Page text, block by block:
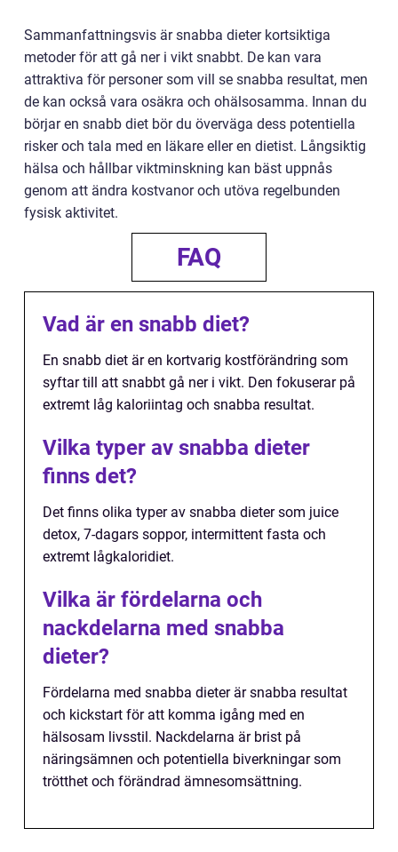
Sammanfattningsvis är snabba dieter kortsiktiga
metoder för att gå ner i vikt snabbt. De kan vara
attraktiva för personer som vill se snabba resultat, men
de kan också vara osäkra och ohälsosamma. Innan du
börjar en snabb diet bör du överväga dess potentiella
risker och tala med en läkare eller en dietist. Långsiktig
hälsa och hållbar viktminskning kan bäst uppnås
genom att ändra kostvanor och utöva regelbunden
fysisk aktivitet.
FAQ
Vad är en snabb diet?
En snabb diet är en kortvarig kostförändring som
syftar till att snabbt gå ner i vikt. Den fokuserar på
extremt låg kaloriintag och snabba resultat.
Vilka typer av snabba dieter
finns det?
Det finns olika typer av snabba dieter som juice
detox, 7-dagars soppor, intermittent fasta och
extremt lågkaloridiet.
Vilka är fördelarna och
nackdelarna med snabba
dieter?
Fördelarna med snabba dieter är snabba resultat
och kickstart för att komma igång med en
hälsosam livsstil. Nackdelarna är brist på
näringsämnen och potentiella biverkningar som
trötthet och förändrad ämnesomsättning.